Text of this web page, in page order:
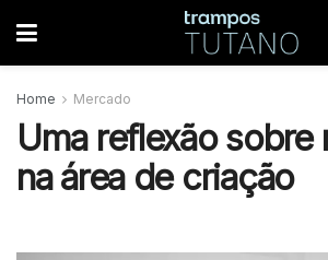
Home Mercado
Uma reflexão sobre
na área de criação